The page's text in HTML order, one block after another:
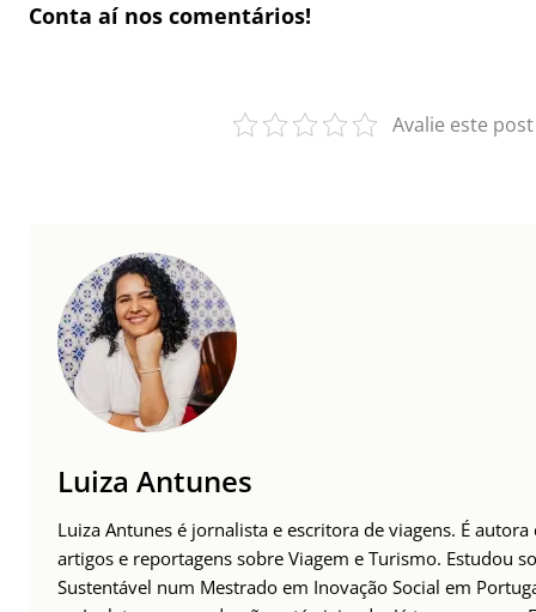
Conta aí nos comentários!
Avalie este post
Luiza Antunes
Luiza Antunes é jornalista e escritora de viagens. É
artigos e reportagens sobre Viagem e Turismo. Estudou
Sustentável num Mestrado em Inovação Social em